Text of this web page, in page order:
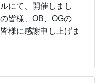
にて、開催しまし
皆様、OB、OGの
様に感謝申し上げま